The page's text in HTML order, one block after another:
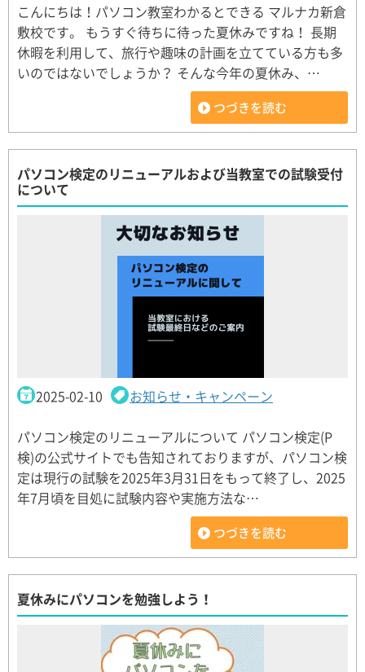
こんにちは！パソコン教室わかるとできる マルナカ新倉
敷校です。 もうすぐ待ちに待った夏休みですね！ 長期
休暇を利用して、旅行や趣味の計画を立てている方も多
いのではないでしょうか？ そんな今年の夏休み、…
つづきを読む
パソコン検定のリニューアルおよび当教室での試験受付
について
2025-02-10 お知らせ・キャンペーン
パソコン検定のリニューアルについて パソコン検定(P
検)の公式サイトでも告知されておりますが、パソコン検
定は現行の試験を2025年3月31日をもって終了し、2025
年7月頃を目処に試験内容や実施方法な…
つづきを読む
夏休みにパソコンを勉強しよう！